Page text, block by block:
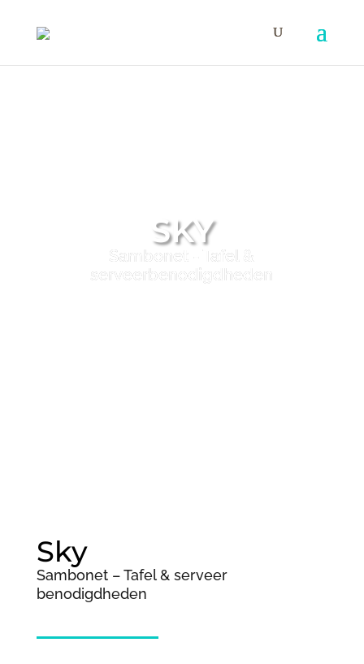
SKY
Sambonet - Tafel &
serveerbenodigdheden
Sky
Sambonet – Tafel & serveer
benodigdheden